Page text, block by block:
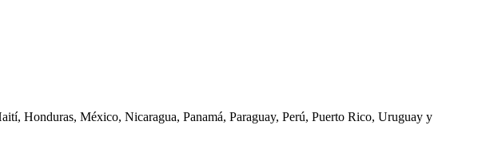
Honduras, México, Nicaragua, Panamá, Paraguay, Perú, Puerto Rico, Uruguay y